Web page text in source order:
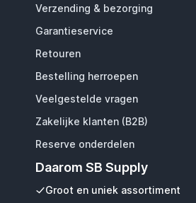
Verzending & bezorging
Garantieservice
Retouren
Bestelling herroepen
Veelgestelde vragen
Zakelijke klanten (B2B)
Reserve onderdelen
Daarom SB Supply
Groot en uniek assortiment